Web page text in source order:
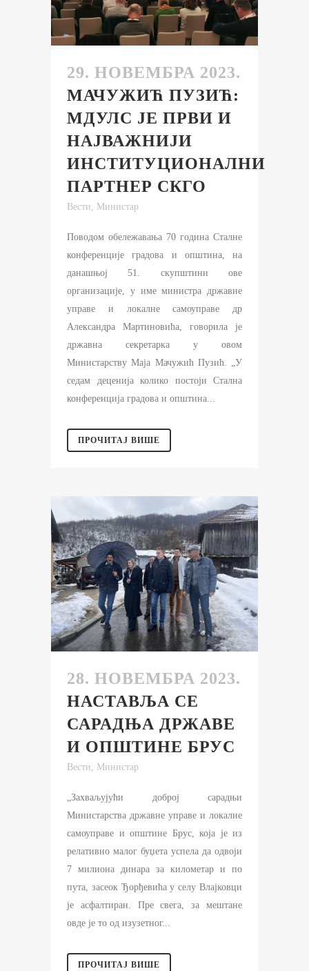
29. НОВЕМБРА 2023.
МАЧУЖИЋ ПУЗИЋ:
МДУЛС ЈЕ ПРВИ И
НАЈВАЖНИЈИ
ИНСТИТУЦИОНАЛНИ
ПАРТНЕР СКГО
Вести, Министар
Поводом обележавања 70 година Сталне
конференције градова и општина, на
данашњој 51. скупштини ове
организације, у име министра државне
управе и локалне самоуправе др
Александра Мартиновића, говорила је
државна секретарка у овом
Министарству Маја Мачужић Пузић. „У
седам деценија колико постоји Стална
конференција градова и општина...
ПРОЧИТАЈ ВИШЕ
28. НОВЕМБРА 2023.
НАСТАВЉА СЕ
САРАДЊА ДРЖАВЕ
И ОПШТИНЕ БРУС
Вести, Министар
„Захваљујући доброј сарадњи
Министарства државне управе и локалне
самоуправе и општине Брус, која је из
релативно малог буџета успела да одвоји
7 милиона динара за километар и по
пута, засеок Ђорђевића у селу Влајковци
је асфалтиран. Пре свега, за мештане
овде је то од изузетног...
ПРОЧИТАЈ ВИШЕ